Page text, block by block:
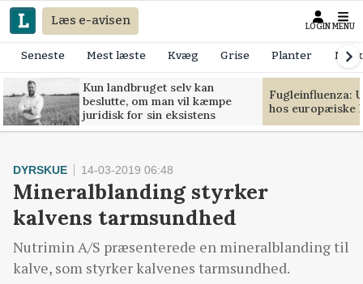
Læs e-avisen LOGIN MENU
Seneste Mest læste Kvæg Grise Planter
Kun landbruget selv kan
beslutte, om man vil kæmpe
juridisk for sin eksistens
Fugleinfluenza:
hos europæiske
DYRSKUE 14-03-2019 06:48
Mineralblanding styrker
kalvens tarmsundhed
Nutrimin A/S præsenterede en mineralblanding til
kalve, som styrker kalvenes tarmsundhed.